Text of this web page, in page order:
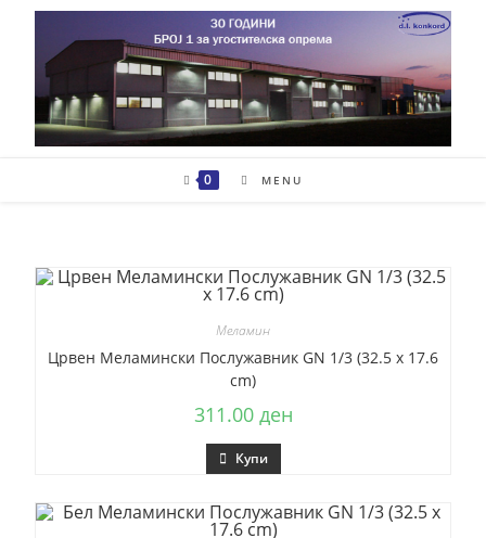
0 MENU
Меламин
Црвен Меламински Послужавник GN 1/3 (32.5 x 17.6
cm)
311.00 ден
Купи